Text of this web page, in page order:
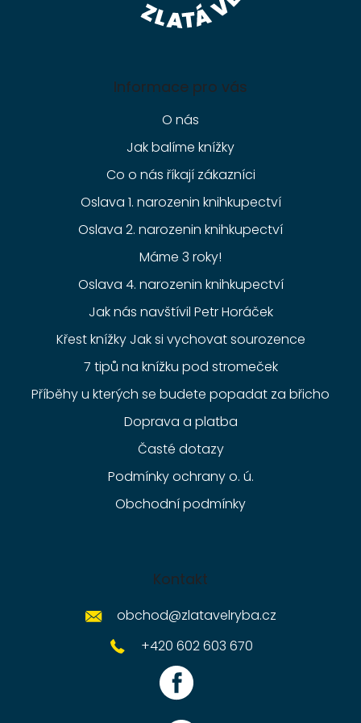
Informace pro vás
O nás
Jak balíme knížky
Co o nás říkají zákazníci
Oslava 1. narozenin knihkupectví
Oslava 2. narozenin knihkupectví
Máme 3 roky!
Oslava 4. narozenin knihkupectví
Jak nás navštívil Petr Horáček
Křest knížky Jak si vychovat sourozence
7 tipů na knížku pod stromeček
Příběhy u kterých se budete popadat za břicho
Doprava a platba
Časté dotazy
Podmínky ochrany o. ú.
Obchodní podmínky
Kontakt
obchod@zlatavelryba.cz
+420 602 603 670